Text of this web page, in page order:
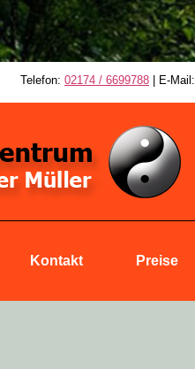
Telefon: 02174 / 6699788 | E-Mail:
Kontakt Preise